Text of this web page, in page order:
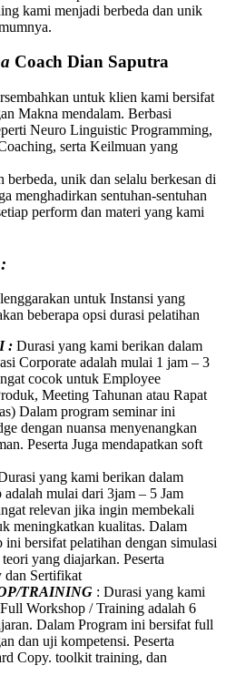
kami menjadi berbeda dan unik
Coach Dian Saputra
untuk klien kami bersifat
Makna mendalam. Berbasi
Neuro Linguistic Programming,
serta Keilmuan yang
unik dan selalu berkesan di
menghadirkan sentuhan-sentuhan
perform dan materi yang kami
untuk Instansi yang
beberapa opsi durasi pelatihan
: Durasi yang kami berikan dalam
Corporate adalah mulai 1 jam – 3
cocok untuk Employee
Meeting Tahunan atau Rapat
Dalam program seminar ini
dengan nuansa menyenangkan
Peserta Juga mendapatkan soft
yang kami berikan dalam
mulai dari 3jam – 5 Jam
relevan jika ingin membekali
meningkatkan kualitas. Dalam
bersifat pelatihan dengan simulasi
yang diajarkan. Peserta
dan Sertifikat
TRAINING : Durasi yang kami
Workshop / Training adalah 6
Dalam Program ini bersifat full
dan uji kompetensi. Peserta
Copy. toolkit training, dan